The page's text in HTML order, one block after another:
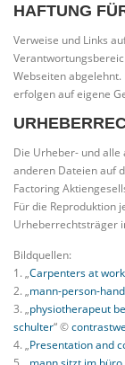
HAFTUNG
Verweise und Links
Webseiten
erfolgen auf eigene
Die Urheber- und alle
anderen Dateien auf
Factoring
Für die Reproduktion
Urheberrechtsträger
Bildquellen:
1. „Carpenters at work
2. „mann-person-
3. „physiotherapeut
schulter“ ©
4. „Presentation and